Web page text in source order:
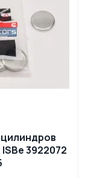
3922072